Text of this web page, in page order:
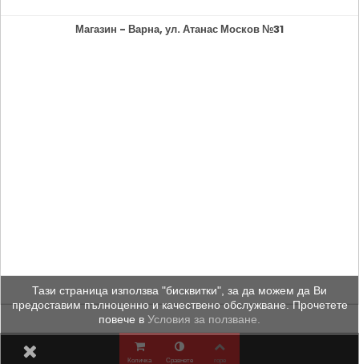
Тази страница използва "бисквитки", за да можем да Ви
предоставим пълноценно и качествено обслужване. Прочетете
повече в Условия за ползване.
Магазин - Варна, ул. Атанас Москов №31
Количка Сравнете горе